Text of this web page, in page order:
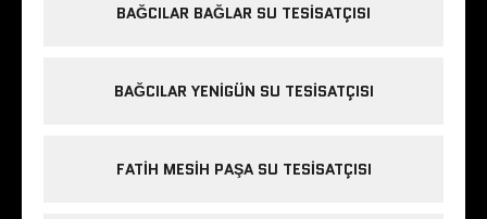
BAĞCILAR BAĞLAR SU TESISATÇISI
BAĞCILAR YENIGÜN SU TESISATÇISI
FATIH MESIH PAŞA SU TESISATÇISI